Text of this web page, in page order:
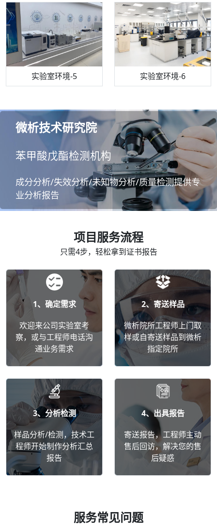
实验室环境-5 实验室环境-6
机构质检技术员-5 机构质检技术员-6
气相色谱仪 万能力学试验仪
微析技术研究院
苯甲酸戊酯检测机构
成分分析/失效分析/未知物分析/质量检测提供专
业分析报告
项目服务流程
只需4步，轻松拿到证书报告
1、确定需求
欢迎来公司实验室考
察，或与工程师电话沟
通业务需求
2、寄送样品
微析院所工程师上门取
样或自寄送样品到微析
指定院所
3、分析检测
样品分析/检测，技术工
程师开始制作分析汇总
报告
4、出具报告
寄送报告，工程师主动
售后回访，解决您的售
后疑惑
服务常见问题